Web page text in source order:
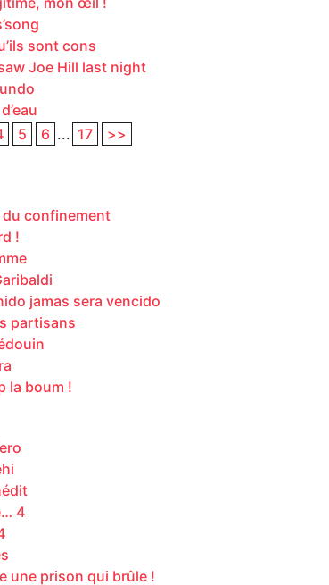
sont cons
Joe Hill last night
5 6 ... 17 >>
du confinement
!
jamas sera vencido
partisans
la boum !
4
une prison qui brûle !